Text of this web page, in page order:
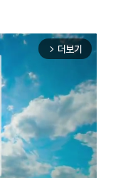
arrow_forward_ios 더보기